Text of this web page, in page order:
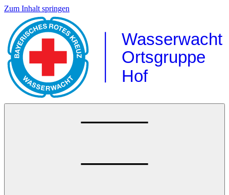
Zum Inhalt springen
Wasserwacht
Ortsgruppe
Hof